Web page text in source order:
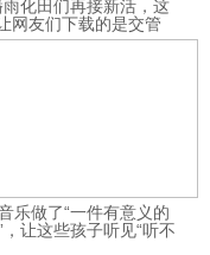
雨化田们再接新活，这
网友们下载的是交管
12123APP
乐做了“一件有意义的
，让这些孩子听见“听不